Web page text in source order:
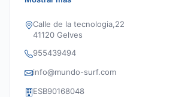
fuera del agua.
Calle de la tecnologia,22
41120 Gelves
955439494
info@mundo-surf.com
ESB90168048